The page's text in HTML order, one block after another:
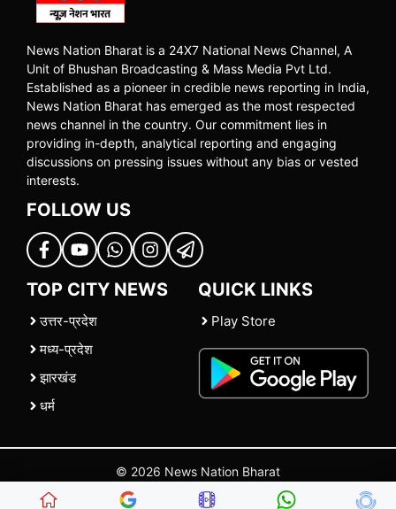
News Nation Bharat is a 24X7 National News Channel, A
Unit of Bhushan Broadcasting & Mass Media Pvt Ltd.
Established as a pioneer in credible news reporting in India,
News Nation Bharat has emerged as the most respected
news channel in the country. Our commitment lies in
providing in-depth, analytical reporting and engaging
discussions on pressing issues without any bias or vested
interests.
FOLLOW US
TOP CITY NEWS
उत्तर-प्रदेश
मध्य-प्रदेश
झारखंड
धर्म
QUICK LINKS
Play Store
© 2026 News Nation Bharat
| |Contact Us |Policies Terms and Conditions